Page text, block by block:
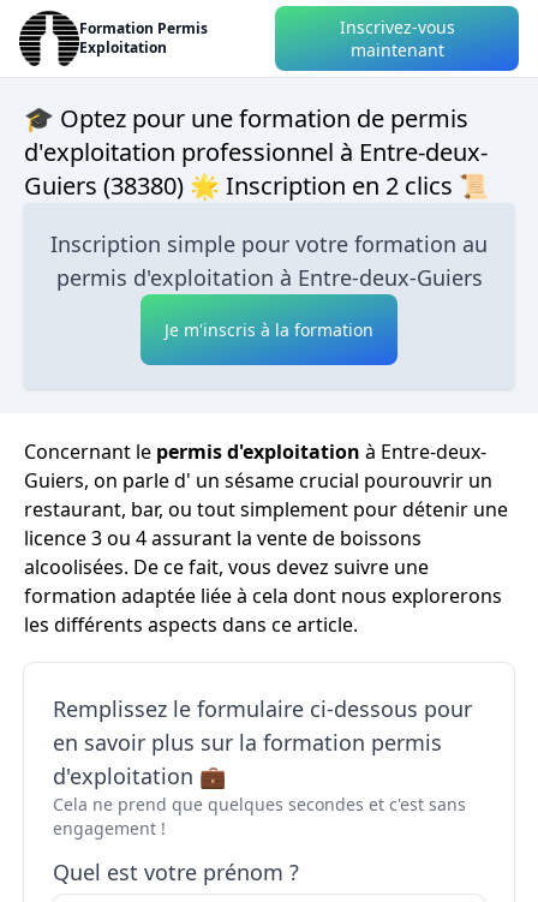
Formation Permis
Exploitation
Inscrivez-vous
maintenant
🎓 Optez pour une formation de permis
d'exploitation professionnel à Entre-deux-
Guiers (38380) 🌟 Inscription en 2 clics 📜
Inscription simple pour votre formation au
permis d'exploitation à Entre-deux-Guiers
Je m'inscris à la formation
Concernant le permis d'exploitation à Entre-deux-
Guiers, on parle d' un sésame crucial pourouvrir un
restaurant, bar, ou tout simplement pour détenir une
licence 3 ou 4 assurant la vente de boissons
alcoolisées. De ce fait, vous devez suivre une
formation adaptée liée à cela dont nous explorerons
les différents aspects dans ce article.
Remplissez le formulaire ci-dessous pour
en savoir plus sur la formation permis
d'exploitation 💼
Cela ne prend que quelques secondes et c'est sans
engagement !
Quel est votre prénom ?